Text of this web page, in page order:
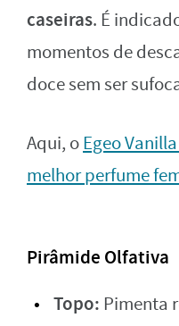
caseiras. É
momentos de
doce sem ser
Aqui, oEgeo
melhor perfume
Pirâmide Olfativa
Topo: Pimenta